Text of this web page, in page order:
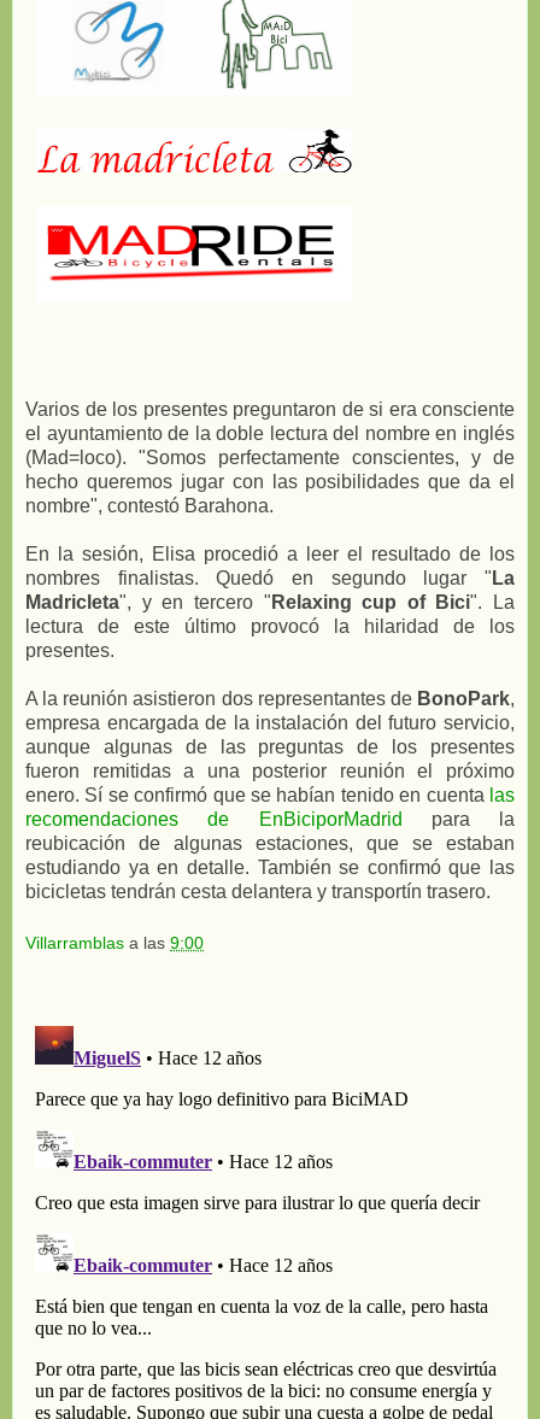
Varios de los presentes preguntaron de si era consciente
el ayuntamiento de la doble lectura del nombre en inglés
(Mad=loco). "Somos perfectamente conscientes, y de
hecho queremos jugar con las posibilidades que da el
nombre", contestó Barahona.
En la sesión, Elisa procedió a leer el resultado de los
nombres finalistas. Quedó en segundo lugar " La
Madricleta", y en tercero " Relaxing cup of Bici". La
lectura de este último provocó la hilaridad de los
presentes.
A la reunión asistieron dos representantes de BonoPark,
empresa encargada de la instalación del futuro servicio,
aunque algunas de las preguntas de los presentes
fueron remitidas a una posterior reunión el próximo
enero. Sí se confirmó que se habían tenido en cuenta las
recomendaciones de EnBiciporMadrid para la
reubicación de algunas estaciones, que se estaban
estudiando ya en detalle. También se confirmó que las
bicicletas tendrán cesta delantera y transportín trasero.
Villarramblas a las 9:00